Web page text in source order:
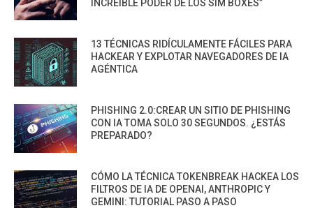
INCREÍBLE PODER DE LOS SIM BOXES”
13 TÉCNICAS RIDÍCULAMENTE FÁCILES PARA
HACKEAR Y EXPLOTAR NAVEGADORES DE IA
AGÉNTICA
PHISHING 2.0:CREAR UN SITIO DE PHISHING
CON IA TOMA SOLO 30 SEGUNDOS. ¿ESTÁS
PREPARADO?
CÓMO LA TÉCNICA TOKENBREAK HACKEA LOS
FILTROS DE IA DE OPENAI, ANTHROPIC Y
GEMINI: TUTORIAL PASO A PASO